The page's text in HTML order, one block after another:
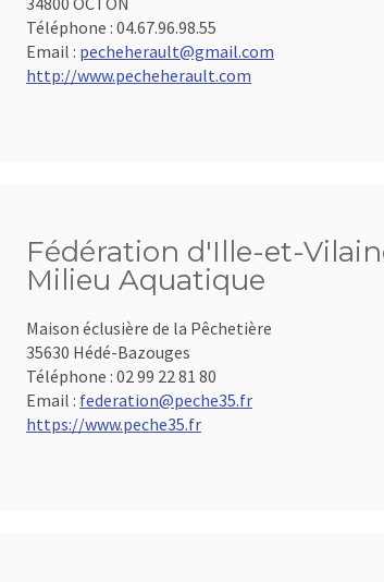
Téléphone : 04.67.96.98.55
Email : pecheherault@gmail.com
http://www.pecheherault.com
Fédération d'Ille-et-
Milieu Aquatique
Maison éclusière de la Pêchetière
35630 Hédé-Bazouges
Téléphone : 02 99 22 81 80
Email : federation@peche35.fr
https://www.peche35.fr